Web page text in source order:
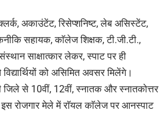
अकाउंटेंट, रिसेप्शनिष्ट, लेब असिस्टेंट,
सहायक, काॅलेज शिक्षक, टी.जी.टी.,
साक्षात्कार लेकर, स्पाट पर ही
को असिमित अवसर मिलेंगे।
से 10वीं, 12वीं, स्नातक और स्नातकोत्तर
इस रोजगार मेले में राॅयल काॅलेज पर आनस्पाट